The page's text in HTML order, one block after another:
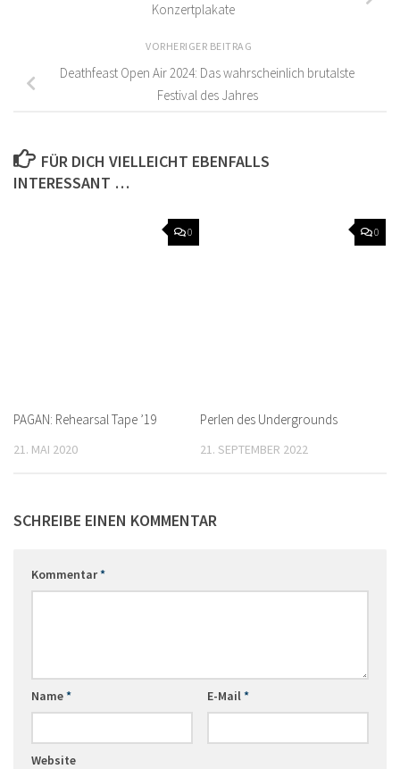
Konzertplakate
VORHERIGER BEITRAG
Deathfeast Open Air 2024: Das wahrscheinlich brutalste
Festival des Jahres
FÜR DICH VIELLEICHT EBENFALLS
INTERESSANT …
0
PAGAN: Rehearsal Tape ’19
21. MAI 2020
0
Perlen des Undergrounds
21. SEPTEMBER 2022
SCHREIBE EINEN KOMMENTAR
Kommentar*
Name* E-Mail*
Website